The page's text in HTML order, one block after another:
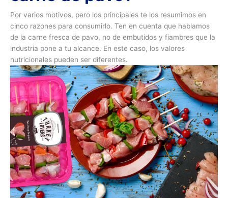
Por varios motivos, pero los principales te los resumimos en
cinco razones para consumirlo. Ten en cuenta que hablamos
de la carne fresca de pavo, no de embutidos y fiambres que la
industria pone a tu alcance. En este caso, los valores
nutricionales pueden ser diferentes.